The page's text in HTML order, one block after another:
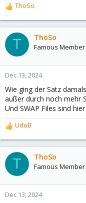
R
e
a
c
t
o
n
:
ThoSo
T ThoSo
Famous Member
Dec 13, 2024
Wie ging der Satz
außer durch noch mehr
Und SWAP Files sind
R
e
a
c
t
o
n
UdoB
T ThoSo
Famous Member
Dec 13, 2024